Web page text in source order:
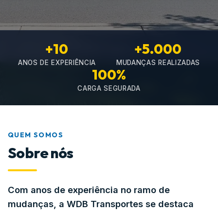
+10
ANOS DE EXPERIÊNCIA
+5.000
MUDANÇAS REALIZADAS
100%
CARGA SEGURADA
QUEM SOMOS
Sobre nós
Com anos de experiência no ramo de
mudanças, a WDB Transportes se destaca